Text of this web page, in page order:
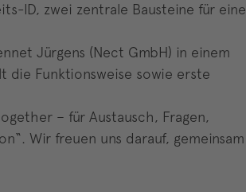
ID, zwei zentrale Bausteine für eine
Jürgens (Nect GmbH) in einem
die Funktionsweise sowie erste
– für Austausch, Fragen,
Wir freuen uns darauf, gemeinsam